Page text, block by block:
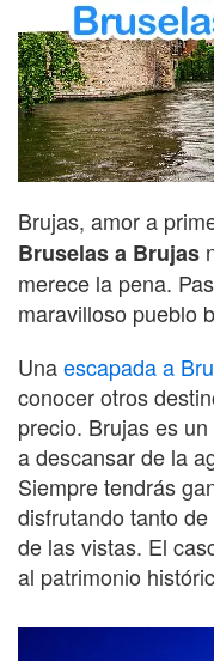
Brujas, amor a
Bruselas a Brujas
merece la pena.
maravilloso pueblo
Unaescapada a
conocer otros
precio. Brujas es
a descansar de la
Siempre tendrás
disfrutando tanto
de las vistas. El
al patrimonio